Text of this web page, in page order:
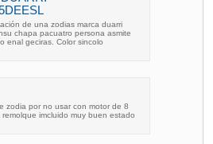
de una zodias marca duarri
chapa pacuatro persona asmite
enal geciras. Color sincolo
zodia por no usar con motor de 8
imcluido muy buen estado